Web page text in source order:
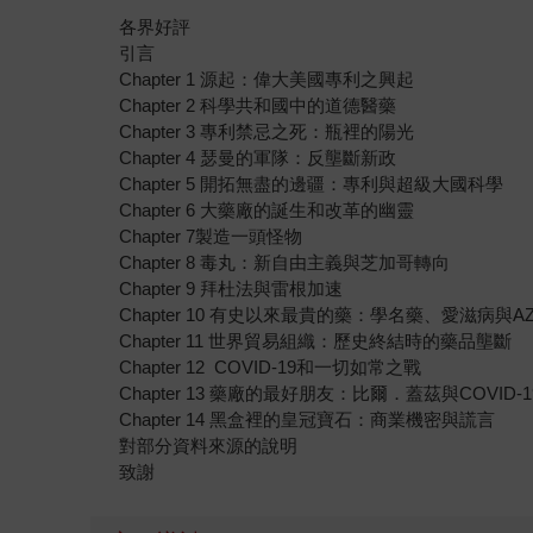
各界好評
引言
Chapter 1 源起：偉大美國專利之興起
Chapter 2 科學共和國中的道德醫藥
Chapter 3 專利禁忌之死：瓶裡的陽光
Chapter 4 瑟曼的軍隊：反壟斷新政
Chapter 5 開拓無盡的邊疆：專利與超級大國科學
Chapter 6 大藥廠的誕生和改革的幽靈
Chapter 7製造一頭怪物
Chapter 8 毒丸：新自由主義與芝加哥轉向
Chapter 9 拜杜法與雷根加速
Chapter 10 有史以來最貴的藥：學名藥、愛滋病與
Chapter 11 世界貿易組織：歷史終結時的藥品壟斷
Chapter 12 COVID-19和一切如常之戰
Chapter 13 藥廠的最好朋友：比爾．蓋茲與COVID-
Chapter 14 黑盒裡的皇冠寶石：商業機密與謊言
對部分資料來源的說明
致謝